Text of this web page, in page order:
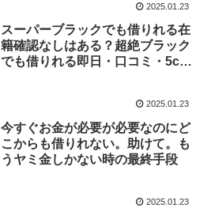
2025.01.23
スーパーブラックでも借りれる在
籍確認なしはある？超絶ブラック
でも借りれる即日・口コミ・5ch
2025.01.23
今すぐお金が必要が必要なのにど
こからも借りれない。助けて。も
うヤミ金しかない時の最終手段
2025.01.23